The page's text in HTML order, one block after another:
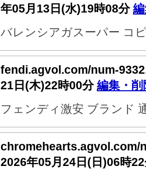
年05月13日(水)19時08分
バレンシアガスーパー コ
fendi.agvol.com/num-
21日(木)22時00分編集・削
フェンディ激安 ブランド
chromehearts.agvol.com/
2026年05月24日(日)06時